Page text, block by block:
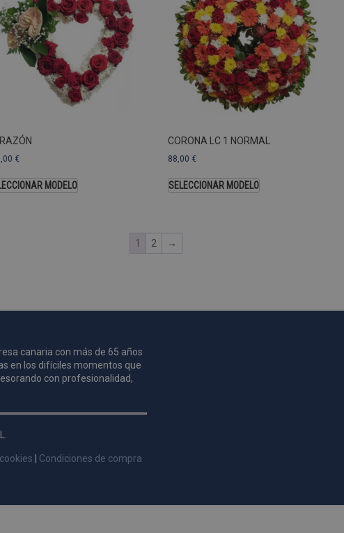
€
MODELO
CORONA LC 1 NORMAL
88,00 €
SELECCIONAR MODELO
1 2 →
canaria con más de 65 años
en los difíciles momentos que
con profesionalidad,
| Condiciones de compra
Esta cookie se utiliza para distinguir usuarios únicos
generado aleatoriamente como identificador de cliente. Se
solicitud de página de un sitio y se utiliza para calcular los
sesiones y campañas para los informes de análisis de sitios.
predeterminada, caduca después de 2 años, aunque los
web pueden personalizarlo.
Vencimiento